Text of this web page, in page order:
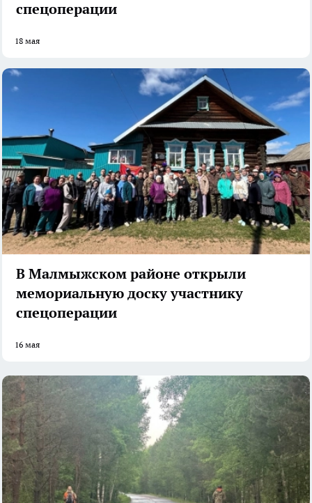
спецоперации
18 мая
В Малмыжском районе открыли
мемориальную доску участнику
спецоперации
16 мая